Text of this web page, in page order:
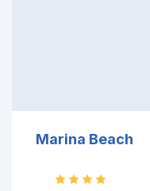
Marina Beach